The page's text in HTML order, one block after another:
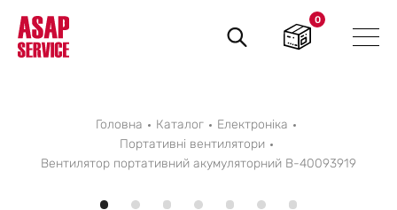
Пошук
товарів
0
Головна Каталог
Електроніка
Портативні вентилятори
Вентилятор портативний акумуляторний B-40093919